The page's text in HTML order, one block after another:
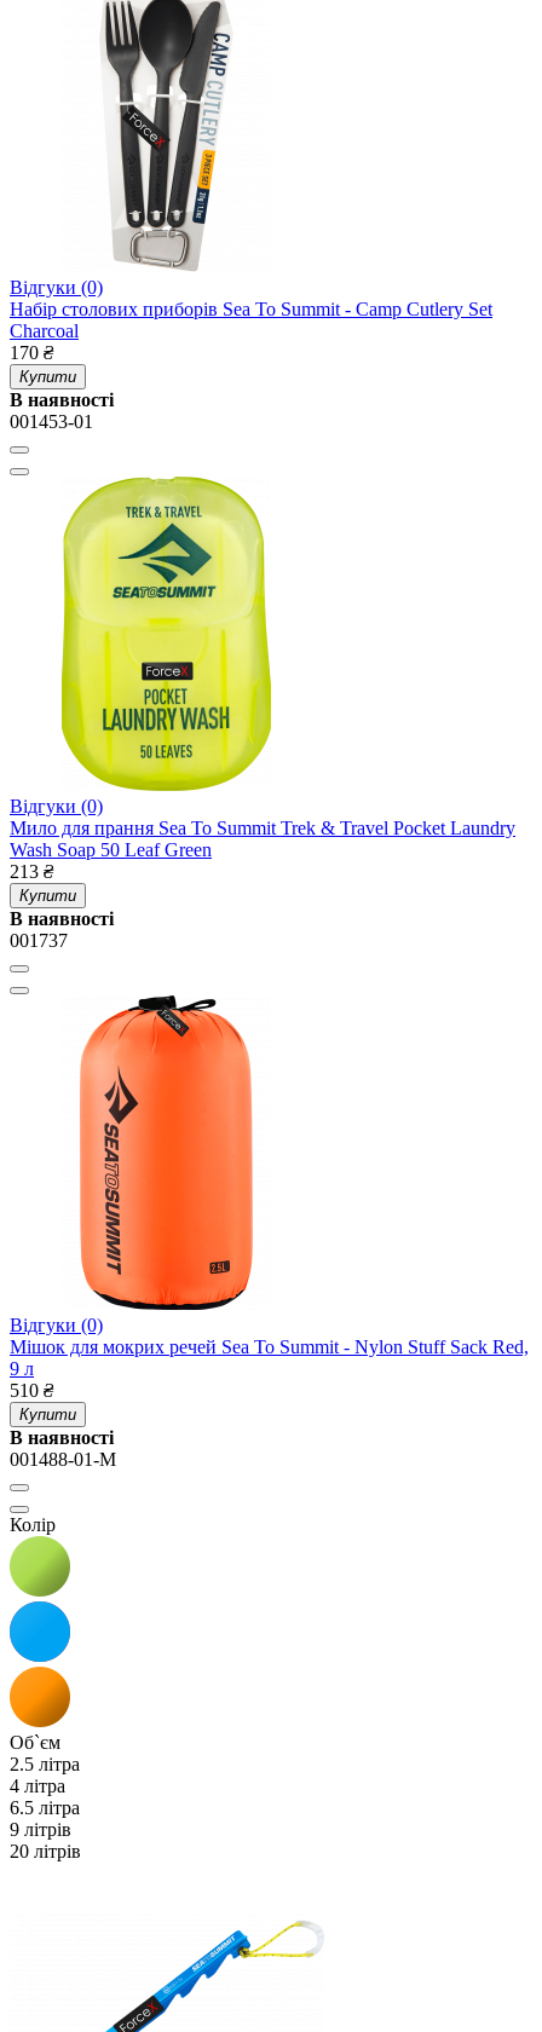
Відгуки (0)
Набір столових приборів Sea To Summit - Camp Cutlery Set
Charcoal
170 ₴
Купити
В наявності
001453-01
Відгуки (0)
Мило для прання Sea To Summit Trek & Travel Pocket Laundry
Wash Soap 50 Leaf Green
213 ₴
Купити
В наявності
001737
Відгуки (0)
Мішок для мокрих речей Sea To Summit - Nylon Stuff Sack Red,
9 л
510 ₴
Купити
В наявності
001488-01-M
Колір
Об`єм
2.5 літра
4 літра
6.5 літра
9 літрів
20 літрів